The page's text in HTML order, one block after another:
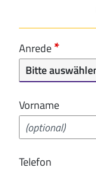
Anrede
Vorname
Telefon